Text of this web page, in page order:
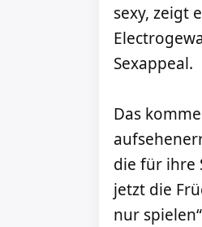
sexy, zeigt
Sexappeal.
Das
die für ihre
jetzt die
nur